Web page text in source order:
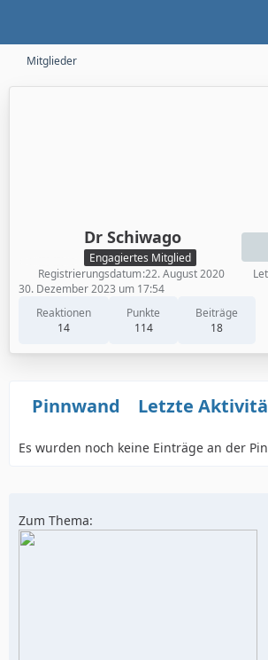
Mitglieder
Dr Schiwago
Engagiertes Mitglied
Reaktionen
14
Punkte
114
Beiträge
18
Registrierungsdatum 22. August 2020
30. Dezember 2023 um 17:54
Pinnwand Letzte
Es wurden noch keine Einträge an der
Zum Thema: